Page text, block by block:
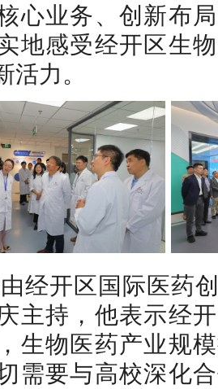
心业务、创新布
地感受经开区生
活力。
经开区国际医药
主持，他表示经
生物医药产业规
需要与高校深化
——2026年北工商的夏